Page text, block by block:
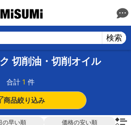
検索
切削油・切削オイル
合計 1 件
商品絞り込み
の早い順 価格の安い順